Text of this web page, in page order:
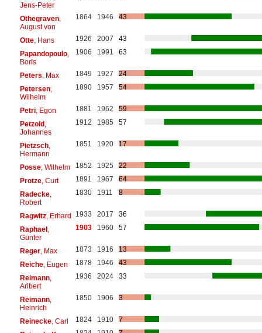
Jens-Peter
Othegraven,
August von
1864 1946 43
Otte, Hans 1926 2007
43
Papandopoulo,
Boris
1906 1991 63
Peters , Max 1849 1927
24
Petersen,
Wilhelm
1890 1957 54
Petri, Egon 1881 1962
59
Petzold,
Johannes
1912 1985 57
Pietzsch,
Hermann
1851 1920 17
Posse, Wilhelm 1852 1925
22
Protze, Curt 1891 1967
64
Radecke,
Robert
1830 1911 8
Ragwitz, Erhard 1933 2017
36
Raphael,
Günter
1903 1960 57
Reger, Max 1873 1916
13
Reiche, Eugen 1878 1946
43
Reimann,
Aribert
1936 2024 33
Reimann,
Heinrich
1850 1906 3
Reinecke, Carl 1824 1910
7